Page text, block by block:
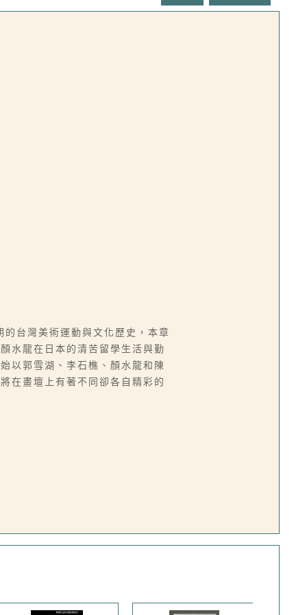
台灣美術運動與文化歷史，本章
水龍在日本的清苦留學生活與勤
以郭雪湖、李石樵、顏水龍和陳
在畫壇上有著不同卻各自精彩的